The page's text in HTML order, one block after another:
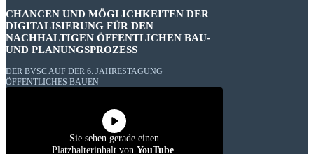
CHANCEN UND MÖGLICHKEITEN DER
DIGITALISIERUNG FÜR DEN
NACHHALTIGEN ÖFFENTLICHEN BAU-
UND PLANUNGSPROZESS
DER BVSC AUF DER 6. JAHRESTAGUNG
ÖFFENTLICHES BAUEN
Sie sehen gerade einen
Platzhalterinhalt von YouTube.